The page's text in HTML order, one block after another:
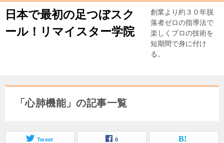
日本で最初の足つぼスク
ール！リマイスター学院
創業より約３０年脱
落者ゼロの指導法で
楽しくプロの技術を
短期間で身に付け
る。
「心肺機能」の記事一覧
Tweet 0